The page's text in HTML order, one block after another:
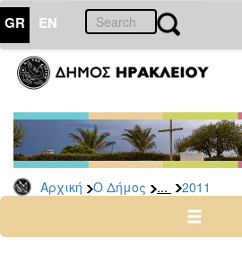
GR EN
Αρχική Ο Δήμος ... 2011
ΔΗΜΟΣ
Δελτία
Τύπου
Αρχείο
2026
2024